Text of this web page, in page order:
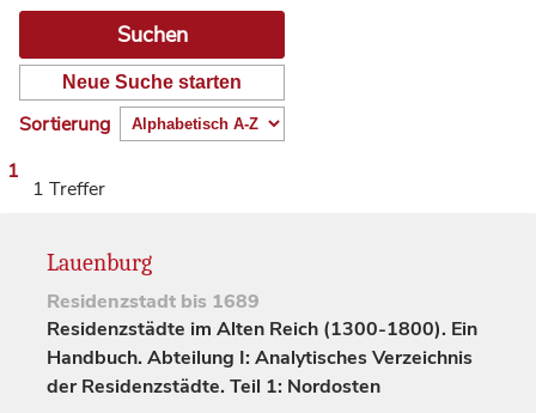
Neue Suche starten
Sortierung
1
1 Treffer
Lauenburg
Residenzstadt bis 1689
Residenzstädte im Alten Reich (1300-1800). Ein
Handbuch. Abteilung I: Analytisches Verzeichnis
der Residenzstädte. Teil 1: Nordosten